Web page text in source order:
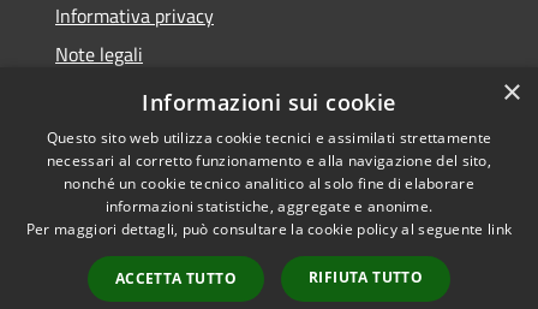
Informativa privacy
Note legali
Dichiarazione di accessibilità
Accessibilità
Copyright © 2026 • Comune di
Alleghe • Powered by
Municipium•
Accesso
redazione
×
Informazioni sui cookie
Questo sito web utilizza cookie tecnici e assimilati strettamente
necessari al corretto funzionamento e alla navigazione del sito,
nonché un cookie tecnico analitico al solo fine di elaborare
informazioni statistiche, aggregate e anonime.
Per maggiori dettagli, può consultare la cookie policy al seguente link
ACCETTA TUTTO RIFIUTA TUTTO